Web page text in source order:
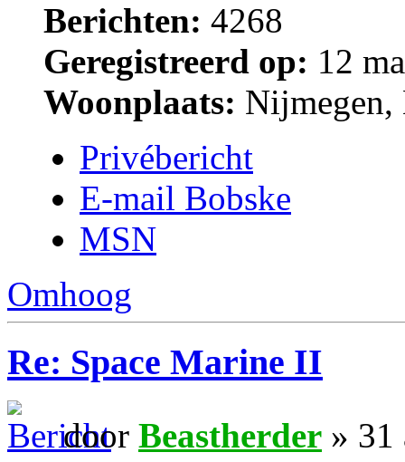
Berichten: 4268
Geregistreerd op: 12
Woonplaats:
Privébericht
E-mail Bobske
MSN
Omhoog
Re: Space Marine II
door Beastherder » 31